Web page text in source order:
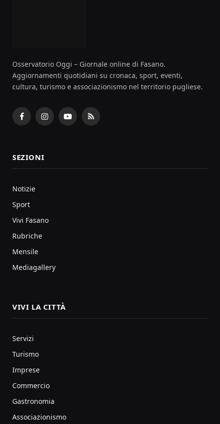
Osservatorio Oggi – Giornale online di Fasano.
Aggiornamenti quotidiani su cronaca, sport, eventi,
cultura, turismo e associazionismo nel territorio pugliese.
FacebookInstagramYouTubeRSS
SEZIONI
Notizie
Sport
Vivi Fasano
Rubriche
Mensile
Mediagallery
VIVI LA CITTÀ
Servizi
Turismo
Imprese
Commercio
Gastronomia
Associazionismo